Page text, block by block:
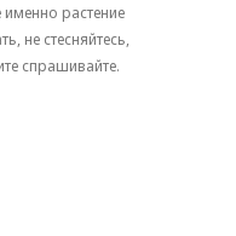
именно растение
не стесняйтесь,
спрашивайте.